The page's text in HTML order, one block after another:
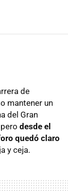
de
mantener un
del Gran
desde el
quedó claro
y ceja.